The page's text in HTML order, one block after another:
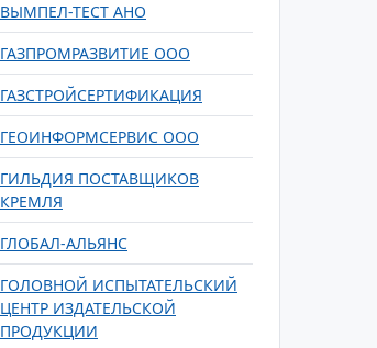
ВЫМПЕЛ-ТЕСТ АНО
ГАЗПРОМРАЗВИТИЕ ООО
ГАЗСТРОЙСЕРТИФИКАЦИЯ
ГЕОИНФОРМСЕРВИС ООО
ГИЛЬДИЯ ПОСТАВЩИКОВ
КРЕМЛЯ
ГЛОБАЛ-АЛЬЯНС
ГОЛОВНОЙ ИСПЫТАТЕЛЬСКИЙ
ЦЕНТР ИЗДАТЕЛЬСКОЙ
ПРОДУКЦИИ